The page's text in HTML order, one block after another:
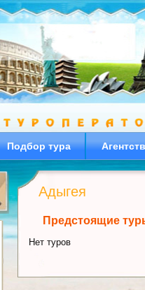
Подбор тура
Адыгея
Предстоящие
Нет туров